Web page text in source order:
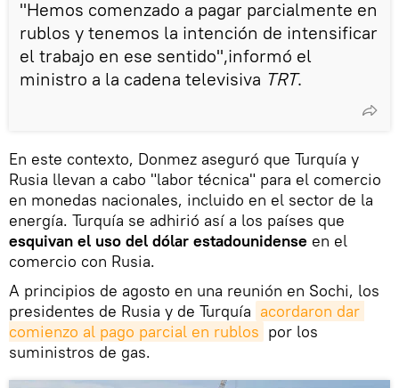
"Hemos comenzado a pagar parcialmente en
rublos y tenemos la intención de intensificar
el trabajo en ese sentido",informó el
ministro a la cadena televisiva TRT.
En este contexto, Donmez aseguró que Turquía y
Rusia llevan a cabo "labor técnica" para el comercio
en monedas nacionales, incluido en el sector de la
energía. Turquía se adhirió así a los países que
esquivan el uso del dólar estadounidense en el
comercio con Rusia.
A principios de agosto en una reunión en Sochi, los
presidentes de Rusia y de Turquía acordaron dar
comienzo al pago parcial en rublos por los
suministros de gas.